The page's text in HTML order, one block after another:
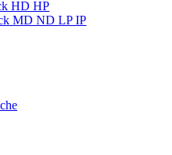
HD HP
MD ND LP IP